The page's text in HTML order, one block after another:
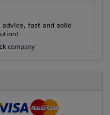
advice, fast and solid